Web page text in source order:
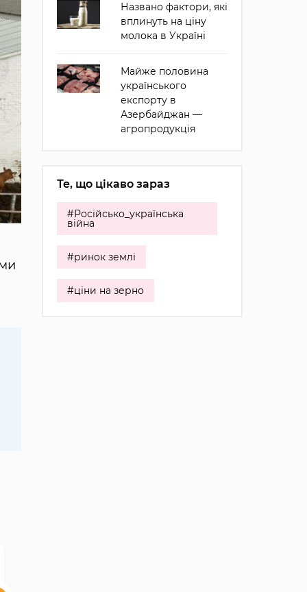
Названо фактори, які
вплинуть на ціну
молока в Україні
Майже половина
українського
експорту в
Азербайджан —
агропродукція
Те, що цікаво зараз
#Російсько_українська
війна
#ринок землі
#ціни на зерно